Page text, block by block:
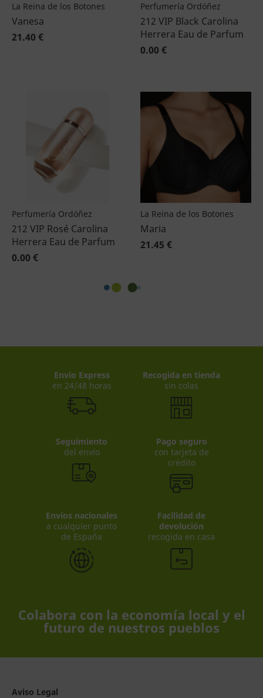
La Reina de los Botones
Vanesa
21.40 €
Perfumería Ordóñez
212 VIP Black Carolina
Herrera Eau de Parfum
0.00 €
Perfumería Ordóñez
212 VIP Rosé Carolina
Herrera Eau de Parfum
0.00 €
La Reina de los Botones
Maria
21.45 €
Envio Express
en 24/48 horas
Recogida en tienda
sin colas
Seguimiento
del envío
Pago seguro
con tarjeta de
crédito
Envíos nacionales
a cualquier punto
de España
Facilidad de
devolución
recogida en casa
Colabora con la economía local y el
futuro de nuestros pueblos
Aviso Legal